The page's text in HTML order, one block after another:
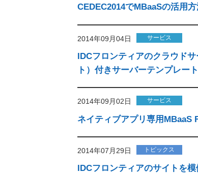
CEDEC2014でMBaaSの活用
2014年09月04日 サービス
IDCフロンティアのクラウド
ト）付きサーバーテンプレー
2014年09月02日 サービス
ネイティブアプリ専用MBaaS
2014年07月29日 トピックス
IDCフロンティアのサイトを